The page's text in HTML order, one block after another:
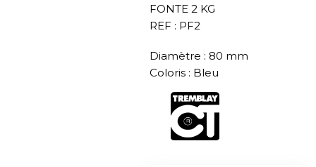
FONTE 2 KG
REF : PF2
Diamètre : 80 mm
Coloris : Bleu